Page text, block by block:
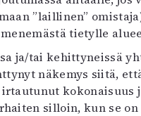
”laillinen”
menemästä tietylle
ja/tai kehittyneissä
näkemys siitä,
kokonaisuus
silloin, kun se